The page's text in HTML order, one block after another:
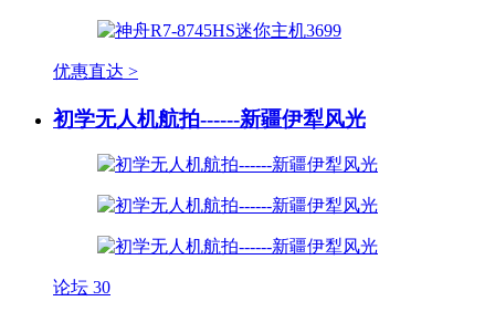
优惠直达 >
初学无人机航拍------新疆伊犁风光
论坛 30